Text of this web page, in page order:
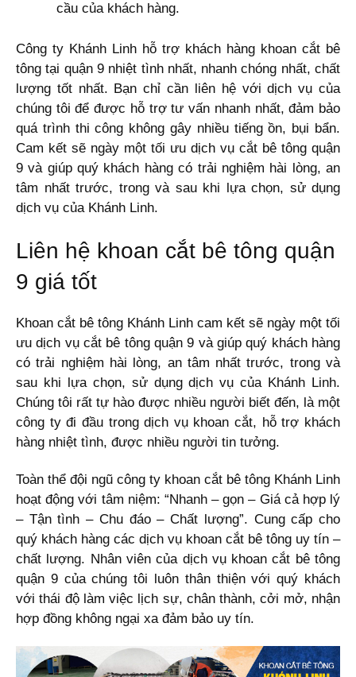
cầu của khách hàng.
Công ty Khánh Linh hỗ trợ khách hàng khoan cắt bê
tông tại quận 9 nhiệt tình nhất, nhanh chóng nhất, chất
lượng tốt nhất. Bạn chỉ cần liên hệ với dịch vụ của
chúng tôi để được hỗ trợ tư vấn nhanh nhất, đảm bảo
quá trình thi công không gây nhiều tiếng ồn, bụi bẩn.
Cam kết sẽ ngày một tối ưu dịch vụ cắt bê tông quận
9 và giúp quý khách hàng có trải nghiệm hài lòng, an
tâm nhất trước, trong và sau khi lựa chọn, sử dụng
dịch vụ của Khánh Linh.
Liên hệ khoan cắt bê tông quận
9 giá tốt
Khoan cắt bê tông Khánh Linh cam kết sẽ ngày một tối
ưu dịch vụ cắt bê tông quận 9 và giúp quý khách hàng
có trải nghiệm hài lòng, an tâm nhất trước, trong và
sau khi lựa chọn, sử dụng dịch vụ của Khánh Linh.
Chúng tôi rất tự hào được nhiều người biết đến, là một
công ty đi đầu trong dịch vụ khoan cắt, hỗ trợ khách
hàng nhiệt tình, được nhiều người tin tưởng.
Toàn thể đội ngũ công ty khoan cắt bê tông Khánh Linh
hoạt động với tâm niệm: “Nhanh – gọn – Giá cả hợp lý
– Tận tình – Chu đáo – Chất lượng”. Cung cấp cho
quý khách hàng các dịch vụ khoan cắt bê tông uy tín –
chất lượng. Nhân viên của dịch vụ khoan cắt bê tông
quận 9 của chúng tôi luôn thân thiện với quý khách
với thái độ làm việc lịch sự, chân thành, cởi mở, nhận
hợp đồng không ngại xa đảm bảo uy tín.